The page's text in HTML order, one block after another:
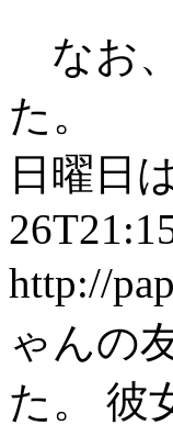
なお
た。
日曜日
http://
ゃんの
た。 彼